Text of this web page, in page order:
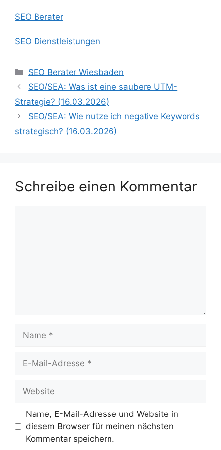
SEO Berater
SEO Dienstleistungen
Kategorien
SEO Berater Wiesbaden
SEO/SEA: Was ist eine saubere UTM-
Strategie? (16.03.2026)
SEO/SEA: Wie nutze ich negative Keywords
strategisch? (16.03.2026)
Schreibe einen Kommentar
Name
Website
Name, E-Mail-Adresse und Website in
diesem Browser für meinen nächsten
Kommentar speichern.